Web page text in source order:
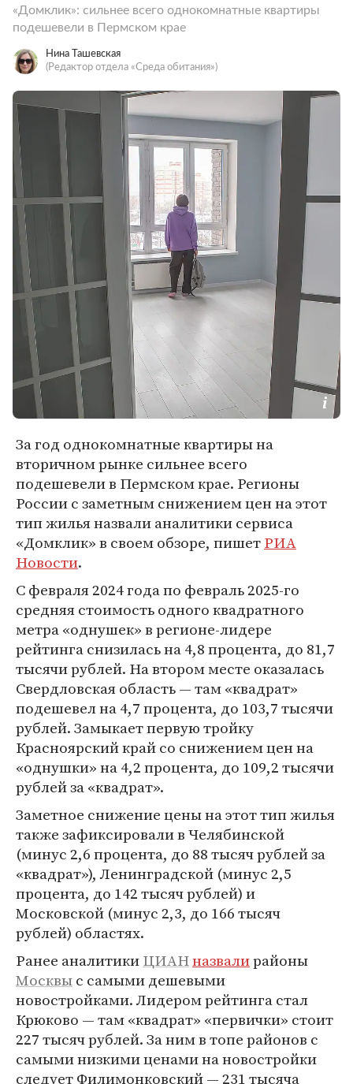
«Домклик»: сильнее всего однокомнатные квартиры
подешевели в Пермском крае
Нина Ташевская
(Редактор отдела «Среда обитания»)
За год однокомнатные квартиры на
вторичном рынке сильнее всего
подешевели в Пермском крае. Регионы
России с заметным снижением цен на этот
тип жилья назвали аналитики сервиса
«Домклик» в своем обзоре, пишетРИА
Новости.
C февраля 2024 года по февраль 2025-го
средняя стоимость одного квадратного
метра «однушек» в регионе-лидере
рейтинга снизилась на 4,8 процента, до 81,7
тысячи рублей. На втором месте оказалась
Свердловская область — там «квадрат»
подешевел на 4,7 процента, до 103,7 тысячи
рублей. Замыкает первую тройку
Красноярский край со снижением цен на
«однушки» на 4,2 процента, до 109,2 тысячи
рублей за «квадрат».
Заметное снижение цены на этот тип жилья
также зафиксировали в Челябинской
(минус 2,6 процента, до 88 тысяч рублей за
«квадрат»), Ленинградской (минус 2,5
процента, до 142 тысяч рублей) и
Московской (минус 2,3, до 166 тысяч
рублей) областях.
Ранее аналитикиЦИАНназвалирайоны
Москвыс самыми дешевыми
новостройками. Лидером рейтинга стал
Крюково — там «квадрат» «первички» стоит
227 тысяч рублей. За ним в топе районов с
самыми низкими ценами на новостройки
следует Филимонковский — 231 тысяча